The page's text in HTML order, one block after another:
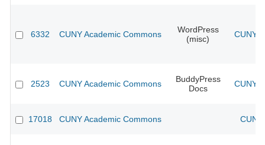
6332 CUNY Academic Commons
WordPress
(misc)
CUNY
2523 CUNY Academic Commons
BuddyPress
Docs
CUNY
17018 CUNY Academic Commons